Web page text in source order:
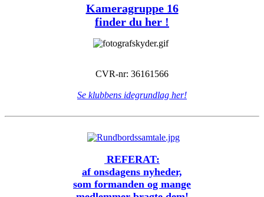
Kameragruppe 16
finder du her !
CVR-nr: 36161566
Se klubbens idegrundlag her!
REFERAT:
af onsdagens nyheder,
som formanden og mange